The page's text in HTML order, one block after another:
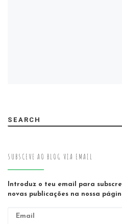
SEARCH
SUBSCEVE AO BLOG VIA EMAIL
Introduz o teu email para
novas publicações na nossa